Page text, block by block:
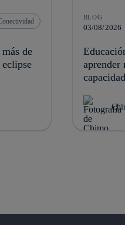
de
BLOG
03/08/2026
aprender